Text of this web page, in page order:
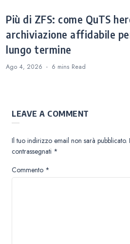
Più di ZFS: come QuTS
archiviazione affidabile
lungo termine
Ago 4, 2026 6 mins Read
LEAVE A COMMENT
Il tuo indirizzo email non sarà pubblicato.
contrassegnati *
Commento *